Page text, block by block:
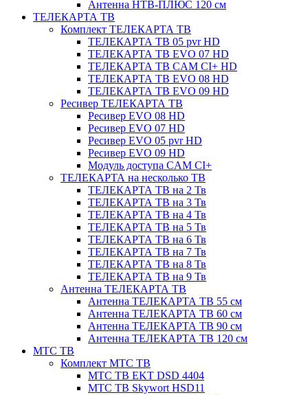
Антенна НТВ-ПЛЮС 120 см
ТЕЛЕКАРТА ТВ
Комплект ТЕЛЕКАРТА ТВ
ТЕЛЕКАРТА ТВ 05 pvr HD
ТЕЛЕКАРТА ТВ EVO 07 HD
ТЕЛЕКАРТА ТВ CAM CI+ HD
ТЕЛЕКАРТА ТВ EVO 08 HD
ТЕЛЕКАРТА ТВ EVO 09 HD
Ресивер ТЕЛЕКАРТА ТВ
Ресивер EVO 08 HD
Ресивер EVO 07 HD
Ресивер EVO 05 pvr HD
Ресивер EVO 09 HD
Модуль доступа CAM CI+
ТЕЛЕКАРТА на несколько ТВ
ТЕЛЕКАРТА ТВ на 2 Тв
ТЕЛЕКАРТА ТВ на 3 Тв
ТЕЛЕКАРТА ТВ на 4 Тв
ТЕЛЕКАРТА ТВ на 5 Тв
ТЕЛЕКАРТА ТВ на 6 Тв
ТЕЛЕКАРТА ТВ на 7 Тв
ТЕЛЕКАРТА ТВ на 8 Тв
ТЕЛЕКАРТА ТВ на 9 Тв
Антенна ТЕЛЕКАРТА ТВ
Антенна ТЕЛЕКАРТА ТВ 55 см
Антенна ТЕЛЕКАРТА ТВ 60 см
Антенна ТЕЛЕКАРТА ТВ 90 см
Антенна ТЕЛЕКАРТА ТВ 120 см
МТС ТВ
Комплект МТС ТВ
МТС ТВ EKT DSD 4404
МТС ТВ Skywort HSD11